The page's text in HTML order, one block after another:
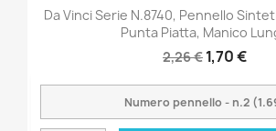
Da Vinci Serie N.8740, Pennello
Punta Piatta, Manico
2,26 € 1,70 €